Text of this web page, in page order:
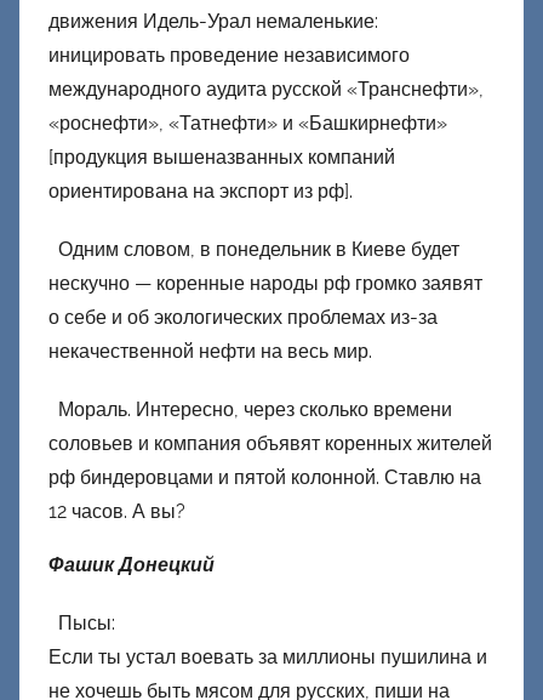
движения Идель-Урал немаленькие:
иницировать проведение независимого
международного аудита русской «Транснефти»,
«роснефти», «Татнефти» и «Башкирнефти»
[продукция вышеназванных компаний
ориентирована на экспорт из рф].
Одним словом, в понедельник в Киеве будет
нескучно — коренные народы рф громко заявят
о себе и об экологических проблемах из-за
некачественной нефти на весь мир.
Мораль. Интересно, через сколько времени
соловьев и компания объявят коренных жителей
рф биндеровцами и пятой колонной. Ставлю на
12 часов. А вы?
Фашик Донецкий
Пысы:
Если ты устал воевать за миллионы пушилина и
не хочешь быть мясом для русских, пиши на